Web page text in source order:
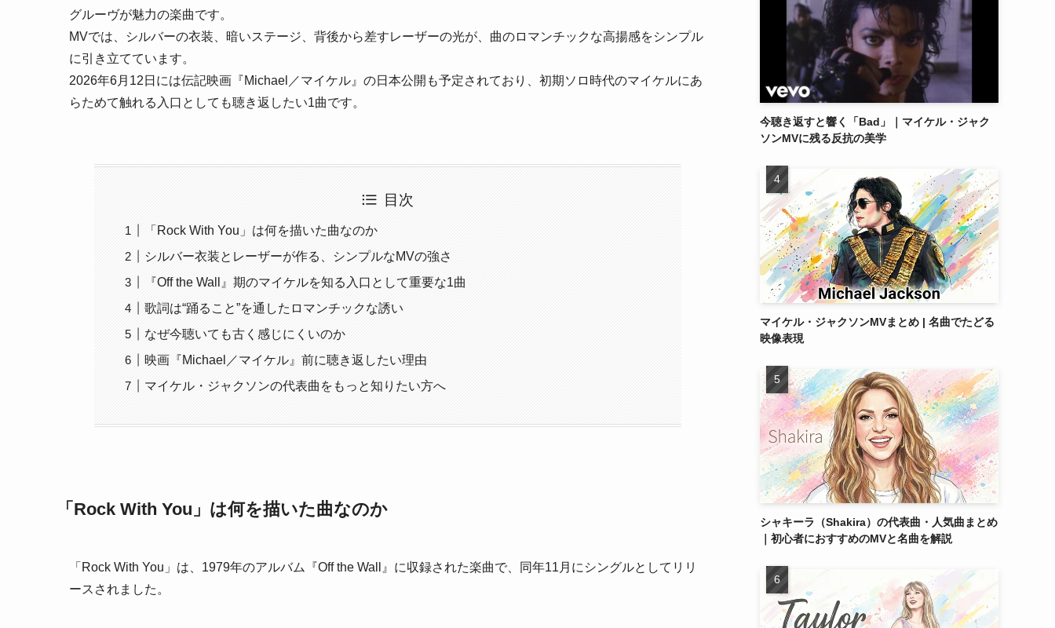
グルーヴが魅力の楽曲です。
MVでは、シルバーの衣装、暗いステージ、背後から差すレーザーの光が、曲のロマンチックな高揚感をシンプル
に引き立てています。
2026年6月12日には伝記映画『Michael／マイケル』の日本公開も予定されており、初期ソロ時代のマイケルにあ
らためて触れる入口としても聴き返したい1曲です。
目次
「Rock With You」は何を描いた曲なのか
シルバー衣装とレーザーが作る、シンプルなMVの強さ
『Off the Wall』期のマイケルを知る入口として重要な1曲
歌詞は“踊ること”を通したロマンチックな誘い
なぜ今聴いても古く感じにくいのか
映画『Michael／マイケル』前に聴き返したい理由
マイケル・ジャクソンの代表曲をもっと知りたい方へ
「Rock With You」は何を描いた曲なのか
「Rock With You」は、1979年のアルバム『Off the Wall』に収録された楽曲で、同年11月にシングルとしてリリ
ースされました。
今聴き返すと響く「Bad」｜マイケル・ジャク
ソンMVに残る反抗の美学
マイケル・ジャクソンMVまとめ | 名曲でたどる
映像表現
シャキーラ（Shakira）の代表曲・人気曲まとめ
｜初心者におすすめのMVと名曲を解説